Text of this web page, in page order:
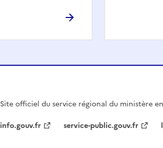
Site officiel du service régional du ministère
info.gouv.fr
service-public.gouv.fr